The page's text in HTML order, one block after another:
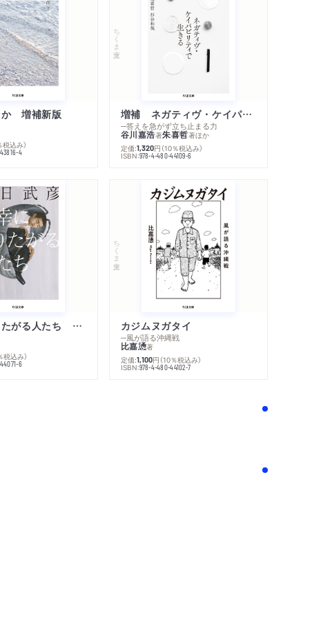
か 増補新版
税込み）
4
ちくま文庫
増補 ネガティヴ・ケイパビリティで生きる
─答えを急がず立ち止まる力
谷川嘉浩著朱喜哲著ほか
定価:1,320円 （10％税込み）
ISBN:978-4-480-44109-6
不幸になりたがる人たち 増補新版
税込み）
6
ちくま文庫
カジムヌガタイ
─風が語る沖縄戦
比嘉慂著
定価:1,100円 （10％税込み）
ISBN:978-4-480-44102-7